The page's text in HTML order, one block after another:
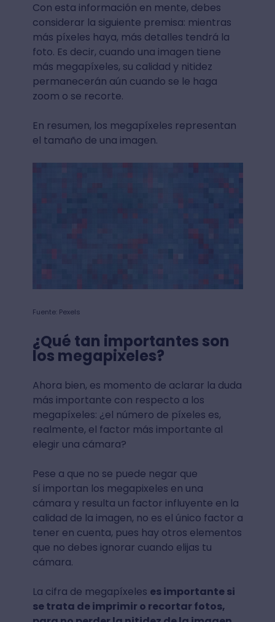
Con esta información en mente, debes
considerar la siguiente premisa: mientras
más píxeles haya, más detalles tendrá la
foto. Es decir, cuando una imagen tiene
más megapíxeles, su calidad y nitidez
permanecerán aún cuando se le haga
zoom o se recorte.
En resumen, los megapíxeles representan
el tamaño de una imagen.
Fuente: Pexels
¿Qué tan importantes son
los megapixeles?
Ahora bien, es momento de aclarar la duda
más importante con respecto a los
megapíxeles: ¿el número de píxeles es,
realmente, el factor más importante al
elegir una cámara?
Pese a que no se puede negar que
sí importan los megapixeles en una
cámara y resulta un factor influyente en la
calidad de la imagen, no es el único factor a
tener en cuenta, pues hay otros elementos
que no debes ignorar cuando elijas tu
cámara.
La cifra de megapíxeles es importante si
se trata de imprimir o recortar fotos,